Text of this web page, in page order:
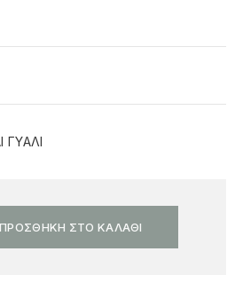
ΓΥΑΛΙ
ΠΡΟΣΘΉΚΗ ΣΤΟ ΚΑΛΆΘΙ